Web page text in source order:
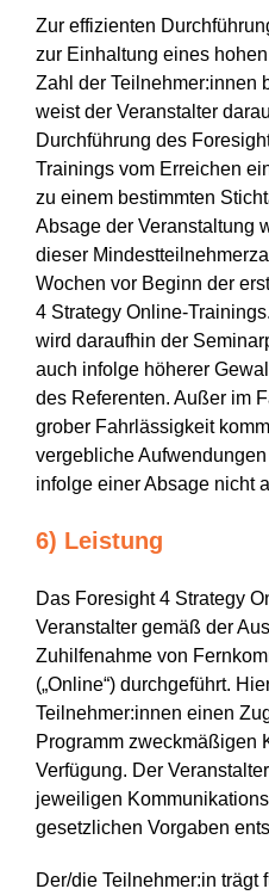
Zur effizienten
zur Einhaltung eines
Zahl der Teilnehmer:innen
weist der Veranstalter
Durchführung des
Trainings vom Erreichen
zu einem bestimmten
Absage der Veranstaltung
dieser
Wochen vor Beginn der
4 Strategy Online-
wird daraufhin der
auch infolge höherer
des Referenten. Außer im
grober Fahrlässigkeit
vergebliche
infolge einer Absage nicht
6) Leistung
Das Foresight 4 Strategy
Veranstalter gemäß der
Zuhilfenahme von
(„Online“) durchgeführt.
Teilnehmer:innen einen
Programm zweckmäßigen
Verfügung. Der
jeweiligen
gesetzlichen Vorgaben
Der/die Teilnehmer:in trägt